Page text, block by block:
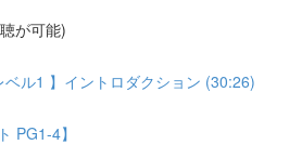
が可能)
ベル1 】イントロダクション (30:26)
PG1-4】